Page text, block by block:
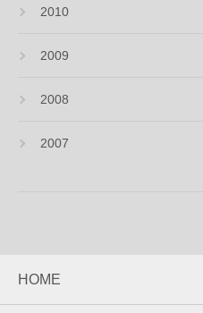
2010
2009
2008
2007
HOME